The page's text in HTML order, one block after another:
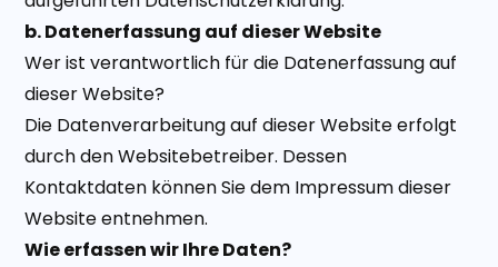
b. Datenerfassung auf dieser Website
Wer ist verantwortlich für die Datenerfassung auf
dieser Website?
Die Datenverarbeitung auf dieser Website erfolgt
durch den Websitebetreiber. Dessen
Kontaktdaten können Sie dem Impressum dieser
Website entnehmen.
Wie erfassen wir Ihre Daten?